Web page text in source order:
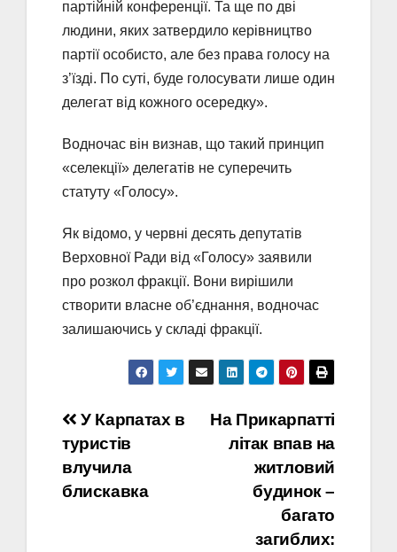
партійній конференції. Та ще по дві
людини, яких затвердило керівництво
партії особисто, але без права голосу на
з’їзді. По суті, буде голосувати лише один
делегат від кожного осередку».
Водночас він визнав, що такий принцип
«селекції» делегатів не суперечить
статуту «Голосу».
Як відомо, у червні десять депутатів
Верховної Ради від «Голосу» заявили
про розкол фракції. Вони вирішили
створити власне об’єднання, водночас
залишаючись у складі фракції.
Навігація
записів
На Прикарпатті
літак впав на
житловий
будинок –
багато
загиблих:
У Карпатах в
туристів
влучила
блискавка